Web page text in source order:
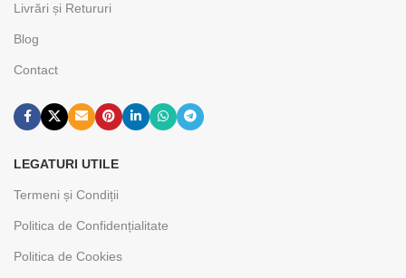
Livrări și Retururi
Blog
Contact
LEGATURI UTILE
Termeni și Condiții
Politica de Confidențialitate
Politica de Cookies